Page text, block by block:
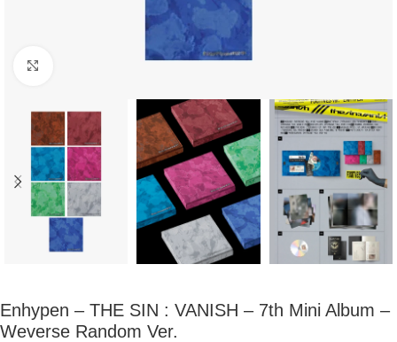
Enhypen – THE SIN : VANISH – 7th Mini Album –
Weverse Random Ver.